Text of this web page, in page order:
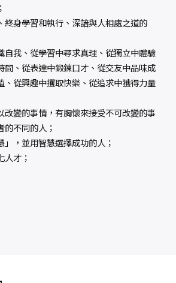
終身學習和執行、深諳與人相處之道的
自我、從學習中尋求真理、從獨立中體驗
間、從表達中鍛鍊口才、從交友中品味成
、從興趣中攫取快樂、從追求中獲得力量
改變的事情，有胸懷來接受不可改變的事
的不同的人；
，並用智慧選擇成功的人；
人才；